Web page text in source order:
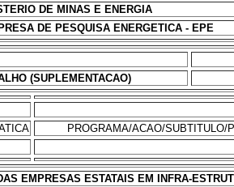
DE MINAS E ENERGIA
DE PESQUISA ENERGETICA - EPE
(SUPLEMENTACAO)
PROGRAMA/ACAO/SUBTITULO/
EMPRESAS ESTATAIS EM INFRA-